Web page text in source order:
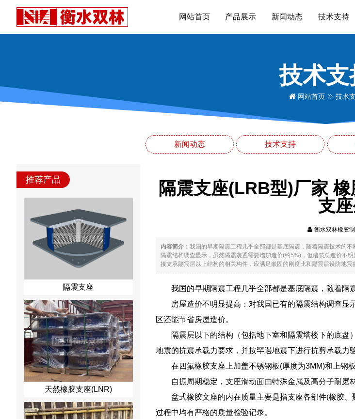
网站首页 产品展示 新闻动态 技术支持
技术支
网站首页 技术
新闻动态 技术支持
推荐产品
隔震支座
天然橡胶支座(LNR)
隔震支座(LRB型)厂家
支
衡水双林橡胶
内容简介： 我国的早期隔震工程几乎全部都是基底隔震，随着隔震技术的
隔震结构调查显示，虽然隔震装置需要增加造价(约5%)，但建筑总造价不
接支承隔震层以上结构的相关构件，应满足嵌固的刚度比和隔震后设防地
我国的早期隔震工程几乎全部都是基底隔震，随着隔
房屋造价不明显提高：对我国已有的隔震结构调查
区还能节省房屋造价。
隔震层以下的结构（包括地下室和隔震塔楼下的底
地震的抗震承载力要求，并按罕遇地震下进行抗剪承载力
在四氟橡胶支座上加盖不锈钢板(厚度为3MM)和上钢
自振周期稳定，支座滑动面由特殊金属及高分子耐磨
盆式橡胶文座的内在质量主要是指支座各部件(橡胶
过程中均有严格的质量检验记录。